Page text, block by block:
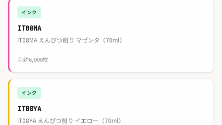
インク
IT08MA
IT08MA えんぴつ削り マゼンタ（70ml）
約6,000枚
インク
IT08YA
IT08YA えんぴつ削り イエロー（70ml）